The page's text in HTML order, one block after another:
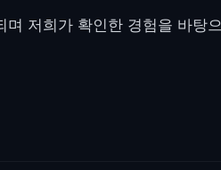
며 저희가 확인한 경험을 바탕